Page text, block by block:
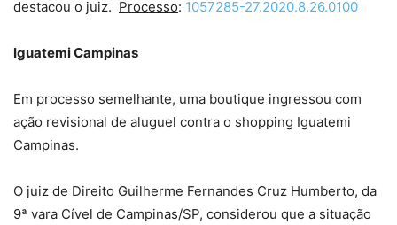
destacou o juiz. Processo: 1057285-27.2020.8.26.0100
Iguatemi Campinas
Em processo semelhante, uma boutique ingressou com
ação revisional de aluguel contra o shopping Iguatemi
Campinas.
O juiz de Direito Guilherme Fernandes Cruz Humberto, da
9ª vara Cível de Campinas/SP, considerou que a situação